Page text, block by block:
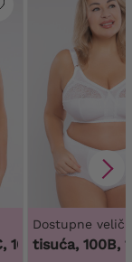
100I, 100J,
100DD, 100F,
Dostupne
tisuća, 100B,